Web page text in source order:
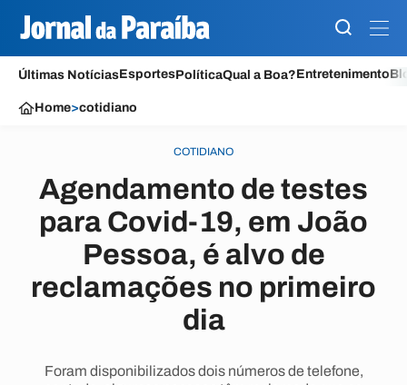
Últimas NotíciasEsportesPolíticaQual a Boa?Entretenimento
Home>cotidiano
COTIDIANO
Agendamento de testes
para Covid-19, em João
Pessoa, é alvo de
reclamações no primeiro
dia
Foram disponibilizados dois números de telefone,